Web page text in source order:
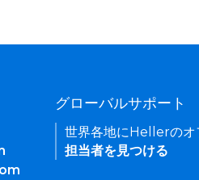
グローバルサポート
世界各地にHellerのオ
担当者を見つける